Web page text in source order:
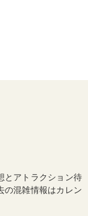
とアトラクション待
の混雑情報はカレン